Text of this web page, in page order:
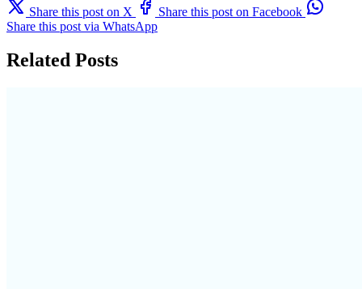
Share this post on X
Share this post on Facebook
Share this post via WhatsApp
Related Posts